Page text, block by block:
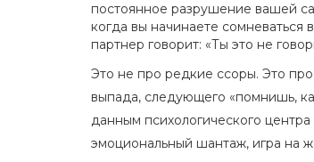
постоянное разрушение вашей
когда вы начинаете сомневаться
партнер говорит: «Ты это не
Это не про редкие ссоры. Это
выпада, следующего «помнишь,
данным психологического
эмоциональный шантаж, игра на